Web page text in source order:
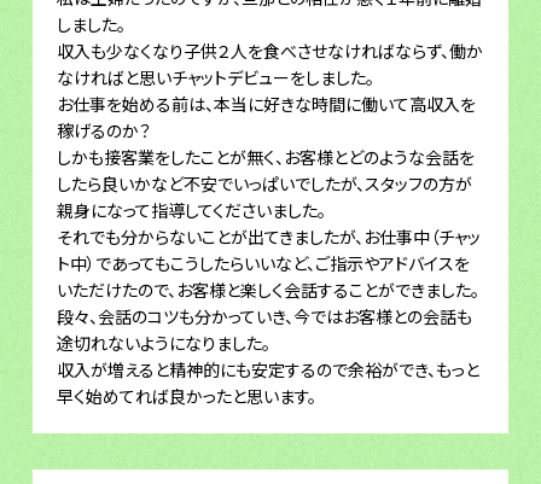
しました。
収入も少なくなり子供２人を食べさせなければならず、働か
なければと思いチャットデビューをしました。
お仕事を始める前は、本当に好きな時間に働いて高収入を
稼げるのか？
しかも接客業をしたことが無く、お客様とどのような会話を
したら良いかなど不安でいっぱいでしたが、スタッフの方が
親身になって指導してくださいました。
それでも分からないことが出てきましたが、お仕事中（チャッ
ト中）であってもこうしたらいいなど、ご指示やアドバイスを
いただけたので、お客様と楽しく会話することができました。
段々、会話のコツも分かっていき、今ではお客様との会話も
途切れないようになりました。
収入が増えると精神的にも安定するので余裕ができ、もっと
早く始めてれば良かったと思います。